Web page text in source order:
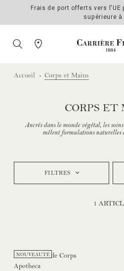
Frais de port offerts vers l'UE
supérieure à
RECHERCHERBOUTIQUES Carrière Frères
Accueil Corps et Mains
CORPS ET
Ancrés dans le monde végétal, les
mêlent formulations naturelles
FILTRES
1
NOUVEAUTÉ